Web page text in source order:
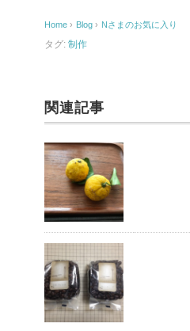
o
o
Home › Blog › Nさまのお気に入り
タグ: 制作
関連記事